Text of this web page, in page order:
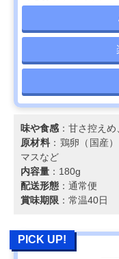
味や食感 ：甘さ控え
原材料 ：鶏卵（国産
マスなど
内容量 ：180g
配送形態 ：通常便
賞味期限 ：常温40日
PICK UP!